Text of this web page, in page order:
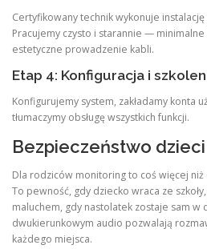
Certyfikowany technik wykonuje
Pracujemy czysto i starannie —
estetyczne prowadzenie kabli.
Etap 4: Konfiguracja i
Konfigurujemy system, zakładamy konta
tłumaczymy obsługę wszystkich funkcji.
Bezpieczeństwo
Dla rodziców monitoring to coś więcej
To pewność, gdy dziecko wraca ze
maluchem, gdy nastolatek zostaje sam w
dwukierunkowym audio pozwalają
każdego miejsca.